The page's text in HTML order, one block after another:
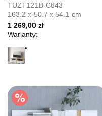
TUZT121B-C843
163.2 x 50.7 x 54.1 cm
1 269,00 zł
Warianty: